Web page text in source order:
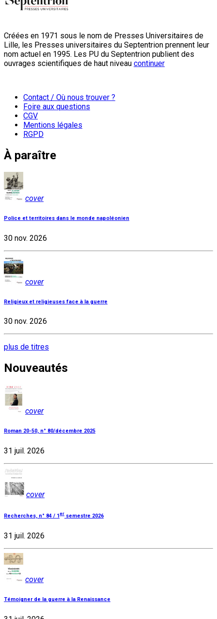
Créées en 1971 sous le nom de Presses Universitaires de
Lille, les Presses universitaires du Septentrion prennent leur
nom actuel en 1995. Les PU du Septentrion publient des
ouvrages scientifiques de haut niveau continuer
Contact / Où nous trouver ?
Foire aux questions
CGV
Mentions légales
RGPD
À paraître
cover
Police et territoires dans le monde napoléonien
30 nov. 2026
cover
Religieux et religieuses face à la guerre
30 nov. 2026
plus de titres
Nouveautés
cover
Roman 20-50, n° 80/décembre 2025
31 juil. 2026
cover
Recherches, n° 84 / 1er semestre 2026
31 juil. 2026
cover
Témoigner de la guerre à la Renaissance